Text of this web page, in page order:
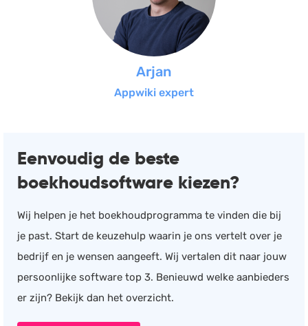
Arjan
Appwiki expert
Eenvoudig de beste
boekhoudsoftware kiezen?
Wij helpen je het boekhoudprogramma te vinden die bij
je past. Start de keuzehulp waarin je ons vertelt over je
bedrijf en je wensen aangeeft. Wij vertalen dit naar jouw
persoonlijke software top 3. Benieuwd welke aanbieders
er zijn? Bekijk dan het overzicht.